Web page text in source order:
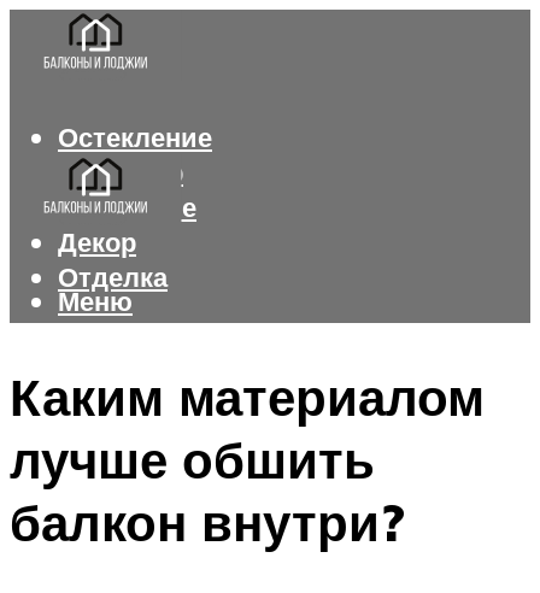
Остекление
Интерьер
Утепление
Декор
Отделка
Меню
Каким материалом
лучше обшить
балкон внутри?